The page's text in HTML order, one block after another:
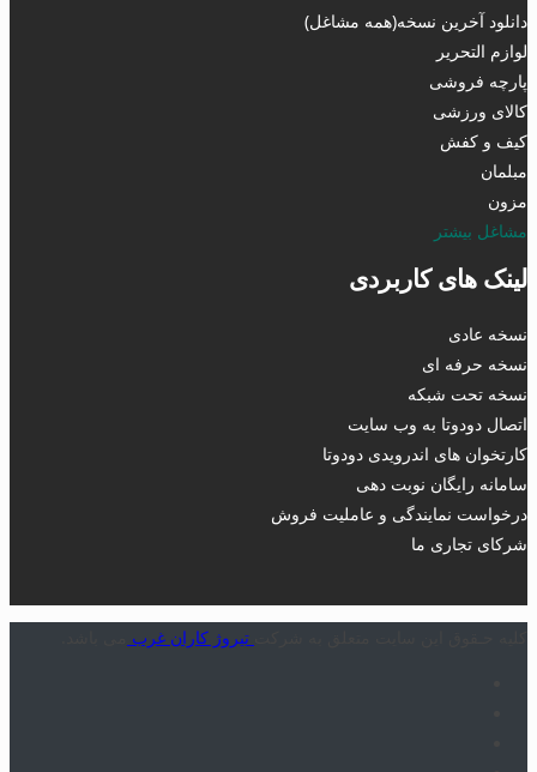
دانلود آخرین نسخه(همه مشاغل)
لوازم التحریر
پارچه فروشی
کالای ورزشی
کیف و کفش
مبلمان
مزون
مشاغل بیشتر
لینک های کاربردی
نسخه عادی
نسخه حرفه ای
نسخه تحت شبکه
اتصال دودوتا به وب سایت
کارتخوان های اندرویدی دودوتا
سامانه رایگان نوبت دهی
درخواست نمایندگی و عاملیت فروش
شرکای تجاری ما
تیروژ کاران غرب